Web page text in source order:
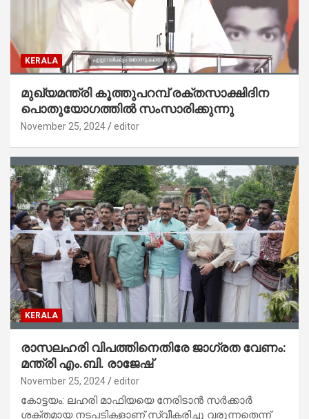
KERALA
മുഖ്യമന്ത്രി കൂത്തുപറമ്പ് രക്തസാക്ഷിദിന
പൊതുയോഗത്തിൽ സംസാരിക്കുന്നു
November 25, 2024 editor
KERALA
രാസലഹരി വിപത്തിനെതിരേ ജാഗ്രത വേണം:
മന്ത്രി എം.ബി. രാജേഷ്
November 25, 2024 editor
കോട്ടയം: ലഹരി മാഫിയയെ നേരിടാൻ സർക്കാർ
ശക്തമായ നടപടികളാണ് സ്വീകരിച്ചു വരുന്നതെന്ന്